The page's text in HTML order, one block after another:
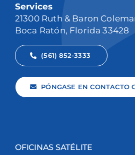
Services
21300 Ruth & Baron
Boca Ratón, Florida 33428
(561) 852-3333
PÓNGASE EN CONTACTO
OFICINAS SATÉLITE